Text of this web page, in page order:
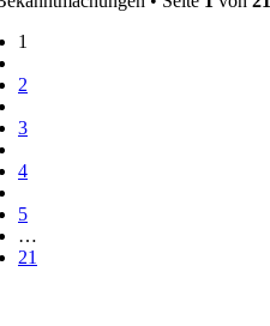
1
2
3
4
5
…
21